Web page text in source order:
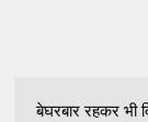
बेघरबार रहकर भी